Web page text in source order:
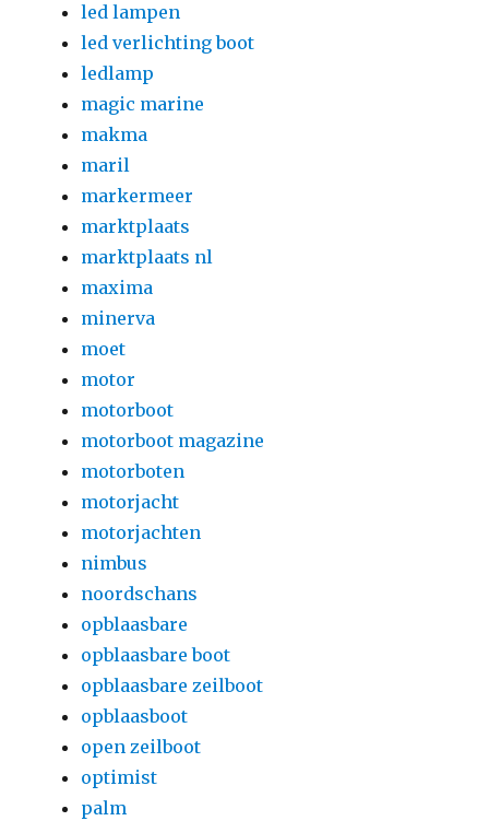
led lampen
led verlichting boot
ledlamp
magic marine
makma
maril
markermeer
marktplaats
marktplaats nl
maxima
minerva
moet
motor
motorboot
motorboot magazine
motorboten
motorjacht
motorjachten
nimbus
noordschans
opblaasbare
opblaasbare boot
opblaasbare zeilboot
opblaasboot
open zeilboot
optimist
palm